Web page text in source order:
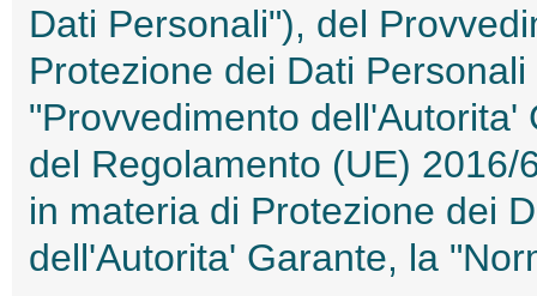
Dati Personali"), del
Protezione dei Dati
"Provvedimento
del Regolamento (UE)
in materia di Protezione dei
dell'Autorita' Garante, la